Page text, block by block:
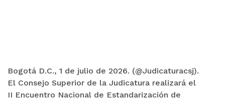
Bogotá D.C., 1 de julio de 2026. (@Judicaturacsj).
El Consejo Superior de la Judicatura realizará el
II Encuentro Nacional de Estandarización de